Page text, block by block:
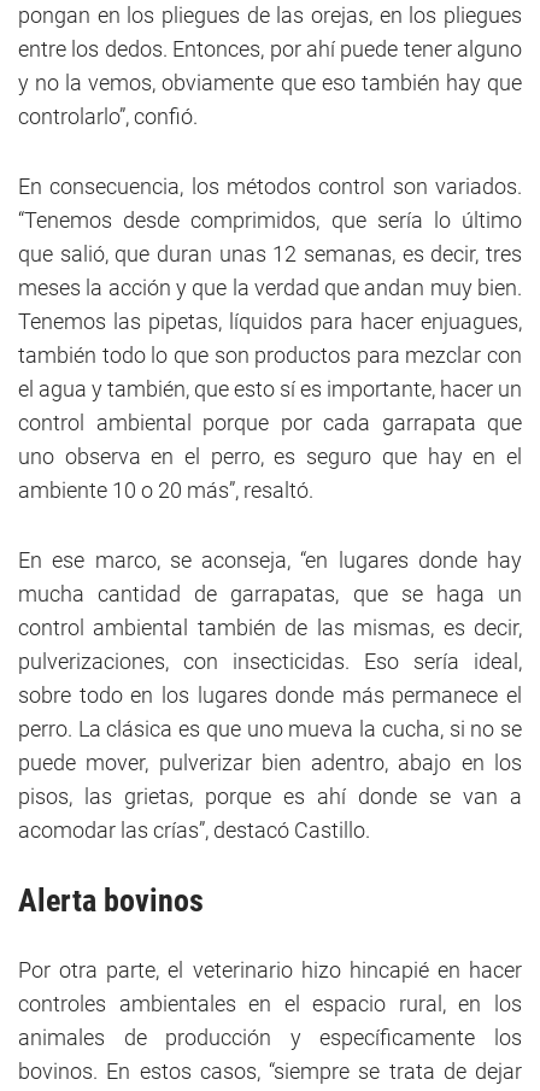
pongan en los pliegues de las orejas, en los pliegues
entre los dedos. Entonces, por ahí puede tener alguno
y no la vemos, obviamente que eso también hay que
controlarlo”, confió.
En consecuencia, los métodos control son variados.
“Tenemos desde comprimidos, que sería lo último
que salió, que duran unas 12 semanas, es decir, tres
meses la acción y que la verdad que andan muy bien.
Tenemos las pipetas, líquidos para hacer enjuagues,
también todo lo que son productos para mezclar con
el agua y también, que esto sí es importante, hacer un
control ambiental porque por cada garrapata que
uno observa en el perro, es seguro que hay en el
ambiente 10 o 20 más”, resaltó.
En ese marco, se aconseja, “en lugares donde hay
mucha cantidad de garrapatas, que se haga un
control ambiental también de las mismas, es decir,
pulverizaciones, con insecticidas. Eso sería ideal,
sobre todo en los lugares donde más permanece el
perro. La clásica es que uno mueva la cucha, si no se
puede mover, pulverizar bien adentro, abajo en los
pisos, las grietas, porque es ahí donde se van a
acomodar las crías”, destacó Castillo.
Alerta bovinos
Por otra parte, el veterinario hizo hincapié en hacer
controles ambientales en el espacio rural, en los
animales de producción y específicamente los
bovinos. En estos casos, “siempre se trata de dejar